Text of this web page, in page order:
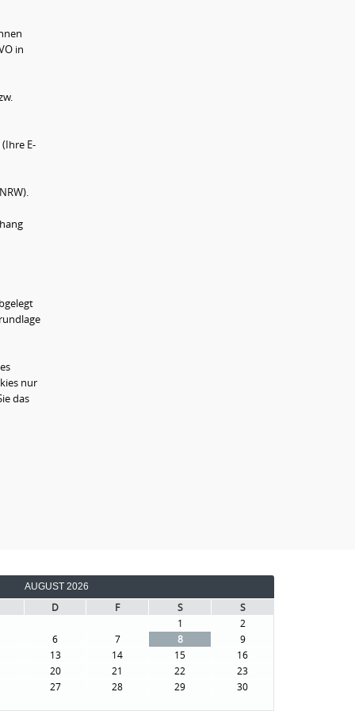
in
E-
nur
das
AUGUST 2026
D F S
S
1
2
6 7 8
9
13 14 15
16
20 21 22
23
27 28 29
30